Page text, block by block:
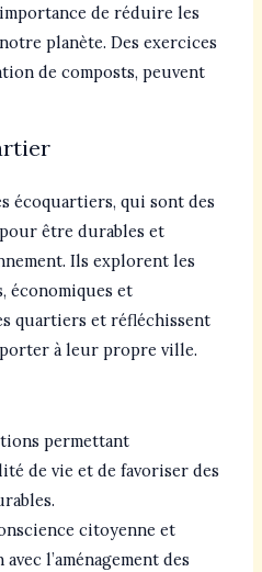
de réduire les
planète. Des exercices
de composts, peuvent
écoquartiers, qui sont des
être durables et
Ils explorent les
économiques et
quartiers et réfléchissent
à leur propre ville.
permettant
de vie et de favoriser des
citoyenne et
l’aménagement des